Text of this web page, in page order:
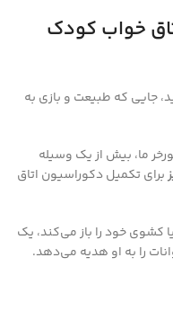
خواب کودک
جایی که طبیعت و بازی به
ما، بیش از یک وسیله
برای تکمیل دکوراسیون اتاق
کشوی خود را باز می‌کند، یک
را به او هدیه می‌دهد.